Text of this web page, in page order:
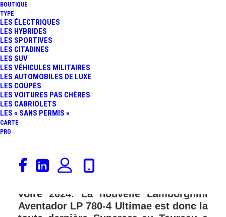
BOUTIQUE
TYPE
LES ÉLECTRIQUES
LES HYBRIDES
LES SPORTIVES
LES CITADINES
LES SUV
LES VÉHICULES MILITAIRES
LES AUTOMOBILES DE LUXE
LES COUPÉS
LES VOITURES PAS CHÈRES
LES CABRIOLETS
LES « SANS PERMIS »
CARTE
PRO
Lamborghini va obligatoirement céder
à l’électrification de sa gamme sachant
voire 2024. La nouvelle Lamborghini
Aventador LP 780-4 Ultimae est donc la